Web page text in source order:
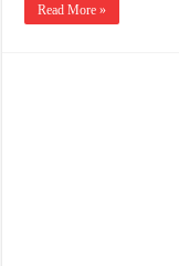
Read More »